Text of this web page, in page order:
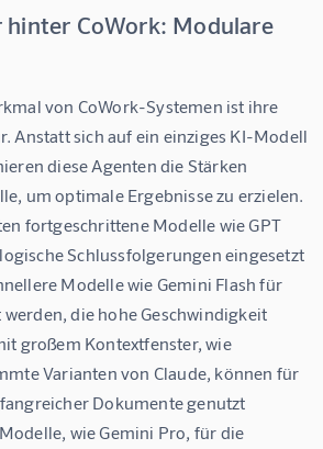
CoWork: Modulare
von CoWork-Systemen ist ihre
Anstatt sich auf ein einziges KI-Modell
diese Agenten die Stärken
um optimale Ergebnisse zu erzielen.
fortgeschrittene Modelle wie GPT
Schlussfolgerungen eingesetzt
Modelle wie Gemini Flash für
die hohe Geschwindigkeit
großem Kontextfenster, wie
Varianten von Claude, können für
Dokumente genutzt
wie Gemini Pro, für die